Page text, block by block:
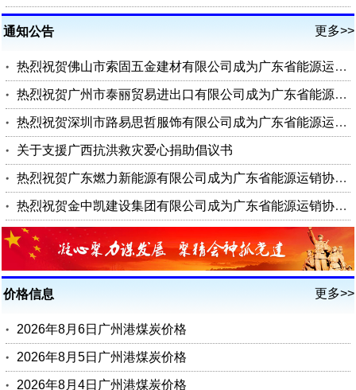
更多>>
通知公告
热烈祝贺佛山市索固五金建材有限公司成为广东省能源运销协会会员单位
热烈祝贺广州市泰丽贸易进出口有限公司成为广东省能源运销协会会员单位
热烈祝贺深圳市路易思哲服饰有限公司成为广东省能源运销协会会员单位
关于支援广西抗洪救灾爱心捐助倡议书
热烈祝贺广东燃力新能源有限公司成为广东省能源运销协会理事单位
热烈祝贺金中凯建设集团有限公司成为广东省能源运销协会会员单位
更多>>
价格信息
2026年8月6日广州港煤炭价格
2026年8月5日广州港煤炭价格
2026年8月4日广州港煤炭价格